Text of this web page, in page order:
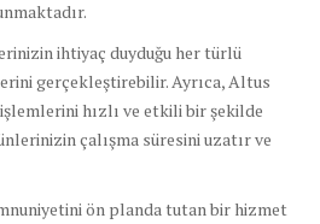
ihtiyaç duyduğu her türlü
gerçekleştirebilir. Ayrıca, Altus
hızlı ve etkili bir şekilde
çalışma süresini uzatır ve
ön planda tutan bir hizmet